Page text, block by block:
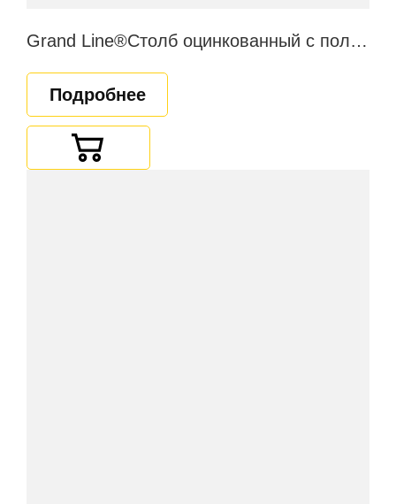
Grand Line®Столб оцинкованный с полимерным покрытием
Подробнее